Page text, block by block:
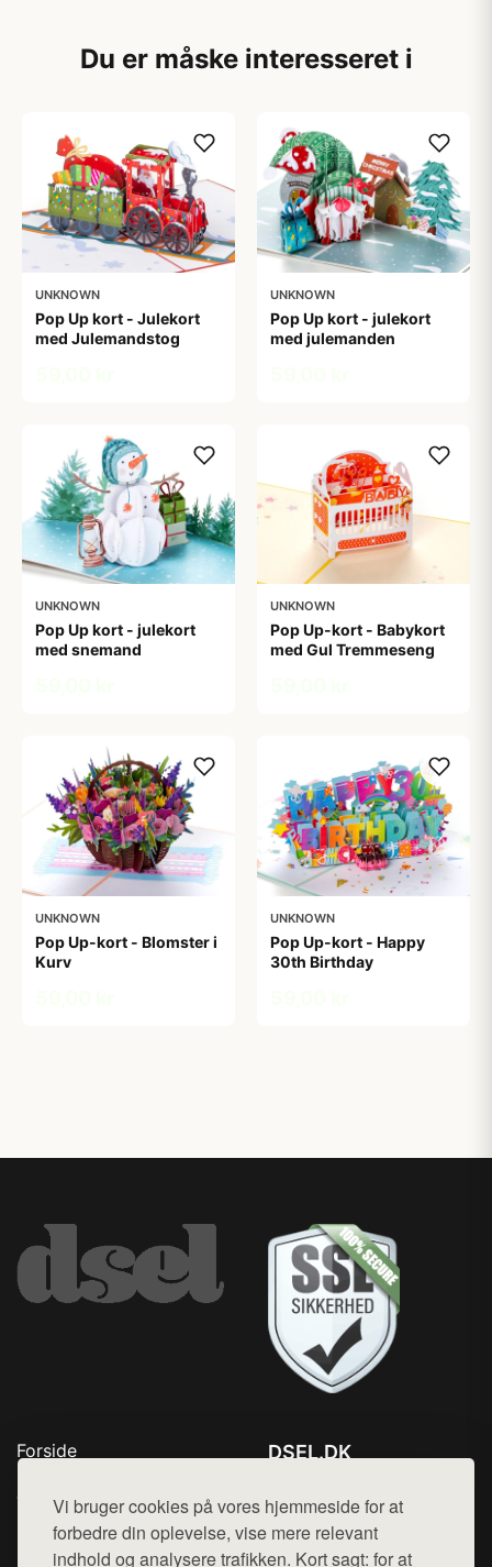
Vi bruger cookies på vores hjemmeside for at
forbedre din oplevelse, vise mere relevant
indhold og analysere trafikken. Kort sagt: for at
Du er måske interesseret i
UNKNOWN
Pop Up kort - Julekort
med Julemandstog
UNKNOWN
Pop Up kort - julekort
med julemanden
UNKNOWN
Pop Up kort - julekort
med snemand
UNKNOWN
Pop Up-kort - Babykort
med Gul Tremmeseng
UNKNOWN
Pop Up-kort - Blomster i
Kurv
UNKNOWN
Pop Up-kort - Happy
30th Birthday
Forside
Top Rabatter
Blog
Kontakt
DSEL.DK
Mail: hej@want.dk